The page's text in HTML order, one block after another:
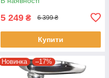
5 249 ₴ 6 399 ₴
Купити
Новинка –17%